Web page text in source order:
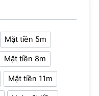
Mặt tiền 5m
Mặt tiền 8m
Mặt tiền 11m